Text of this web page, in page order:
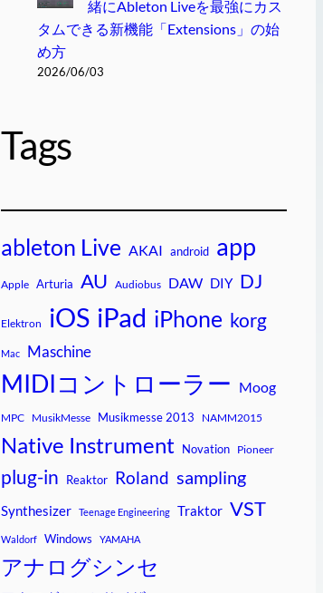
緒にAbleton Liveを最強にカス
タムできる新機能「Extensions」の始
め方
2026/06/03
Tags
ableton Live AKAI android app
Apple Arturia AU Audiobus DAW DIY DJ
Elektron iOS iPad iPhone korg
Mac Maschine
MIDIコントローラー Moog
MPC MusikMesse Musikmesse 2013 NAMM2015
Native Instrument Novation Pioneer
plug-in Reaktor Roland sampling
Synthesizer Teenage Engineering Traktor VST
Waldorf Windows YAMAHA
アナログシンセ